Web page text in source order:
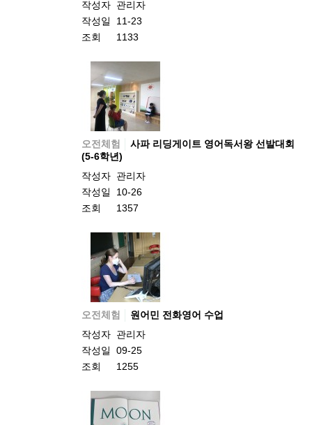
작성자 관리자
작성일
11-23
조회
1133
오전체험
사파 리딩게이트 영어독서왕 선발대회
(5-6학년)
작성자 관리자
작성일
10-26
조회
1357
오전체험
원어민 전화영어 수업
작성자 관리자
작성일
09-25
조회
1255